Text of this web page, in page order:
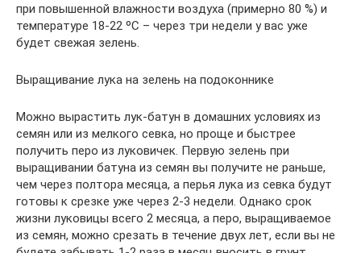
при повышенной влажности воздуха (примерно 80 %) и
температуре 18-22 ºC – через три недели у вас уже
будет свежая зелень.
Выращивание лука на зелень на подоконнике
Можно вырастить лук-батун в домашних условиях из
семян или из мелкого севка, но проще и быстрее
получить перо из луковичек. Первую зелень при
выращивании батуна из семян вы получите не раньше,
чем через полтора месяца, а перья лука из севка будут
готовы к срезке уже через 2-3 недели. Однако срок
жизни луковицы всего 2 месяца, а перо, выращиваемое
из семян, можно срезать в течение двух лет, если вы не